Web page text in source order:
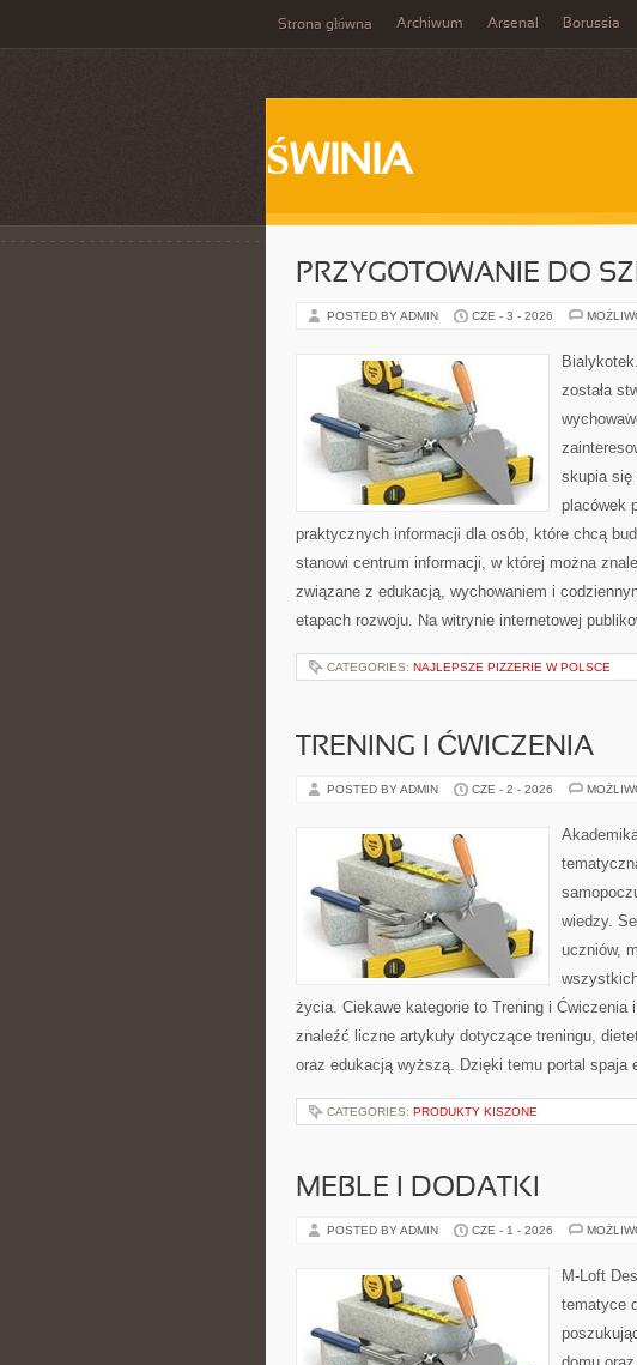
Strona główna Archiwum Arsenal Borussia
ŚWINIA
PRZYGOTOWANIE DO
POSTED BY ADMIN CZE - 3 - 2026
została
skupia się
placówek
praktycznych informacji dla osób, które chcą
stanowi centrum informacji, w której można
związane z edukacją, wychowaniem i
etapach rozwoju. Na witrynie internetowej
CATEGORIES: NAJLEPSZE PIZZERIE W POLSCE
TRENING I ĆWICZENIA
POSTED BY ADMIN CZE - 2 - 2026
wiedzy.
uczniów,
życia. Ciekawe kategorie to Trening i
znaleźć liczne artykuły dotyczące treningu,
oraz edukacją wyższą. Dzięki temu portal
CATEGORIES: PRODUKTY KISZONE
MEBLE I DODATKI
POSTED BY ADMIN CZE - 1 - 2026
M-Loft
tematyce